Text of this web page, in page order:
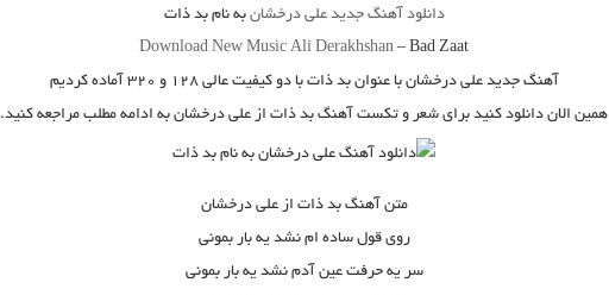
دانلود آهنگ جدید علی درخشان به نامبد ذات
Download New Music Ali Derakhshan –Bad Zaat
آهنگ جدیدعلی درخشان با عنوانبد ذات با دو کیفیت عالی ۱۲۸ و ۳۲۰ آماده کردیم
همین الان دانلود کنید برای شعر و تکست آهنگ بد ذات از علی درخشان به ادامه مطلب مراجعه کنید.
متن آهنگ بد ذات از علی درخشان
روی قول ساده ام نشد یه بار بمونی
سر یه حرفت عین آدم نشد یه بار بمونی